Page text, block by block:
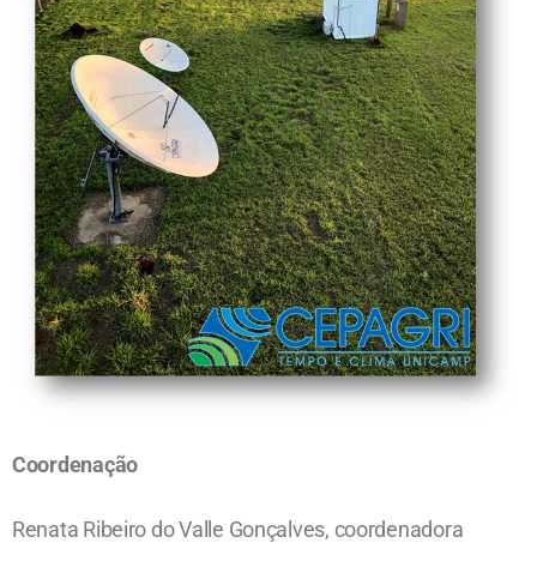
Coordenação
Renata Ribeiro do Valle Gonçalves, coordenadora